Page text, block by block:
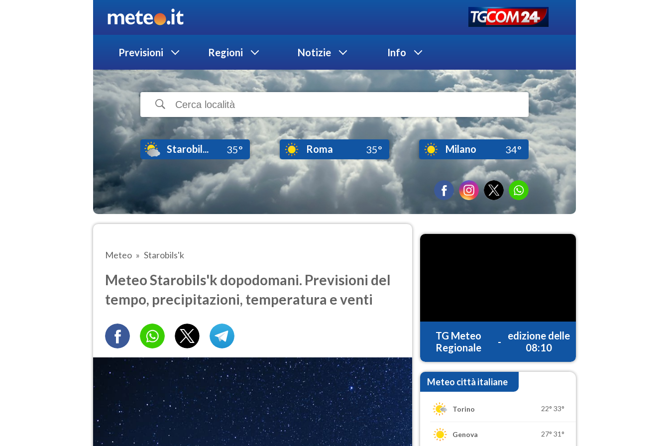
Previsioni Regioni Notizie Info
Starobil... 35° Roma 35° Milano 34°
Meteo Starobils'k
Meteo Starobils'k dopodomani. Previsioni del
tempo, precipitazioni, temperatura e venti
TG Meteo
Regionale
-
edizione delle
08:10
Meteo città italiane
Torino 22° 33°
Genova 27° 31°